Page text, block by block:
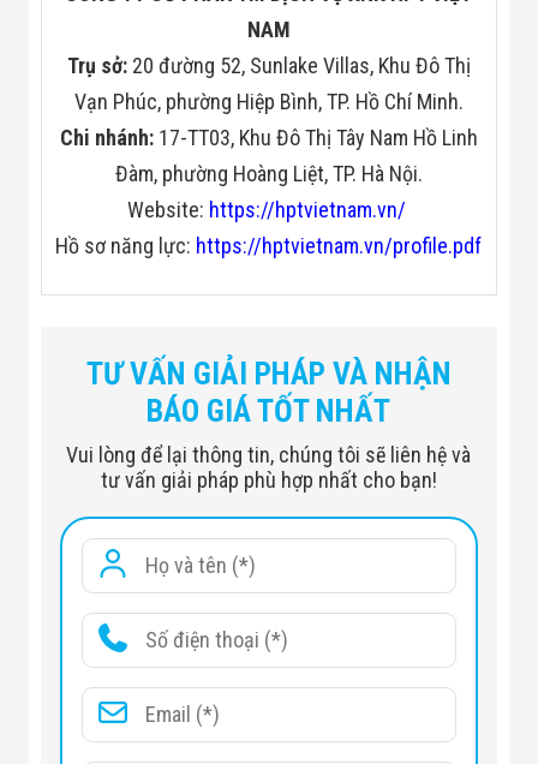
Dự Án Ngành
Hàng
Dự Án Ngành
Giáo Dục -
Trường Học
Dự Án Ngành
Điện Tử
Đội
Dự Án Khối Nhà
Logistics
Tin Tức
Tin Tuyển Dụng
Liên Hệ
NAM
Trụ sở: 20 đường 52, Sunlake Villas, Khu Đô Thị
Vạn Phúc, phường Hiệp Bình, TP. Hồ Chí Minh.
Chi nhánh:17-TT03, Khu Đô Thị Tây Nam Hồ Linh
Đàm, phường Hoàng Liệt, TP. Hà Nội.
Website: https://hptvietnam.vn/
Hồ sơ năng lực: https://hptvietnam.vn/profile.pdf
TƯ VẤN GIẢI PHÁP VÀ NHẬN
BÁO GIÁ TỐT NHẤT
Vui lòng để lại thông tin, chúng tôi sẽ liên hệ và
tư vấn giải pháp phù hợp nhất cho bạn!